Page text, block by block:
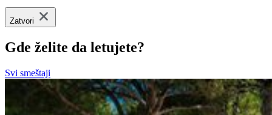
Zatvori
Gde želite da letujete?
Svi smeštaji